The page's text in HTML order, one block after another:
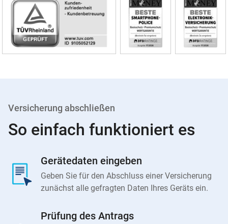
Siegel
Versicherung abschließen
So einfach funktioniert es
Gerätedaten eingeben
Geben Sie für den Abschluss einer Versicherung
zunächst alle gefragten Daten Ihres Geräts ein.
Prüfung des Antrags